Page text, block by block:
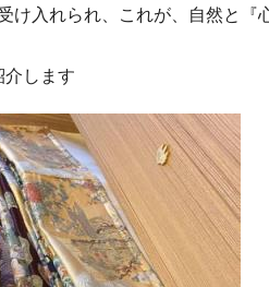
け入れられ、これが、自然と『
介します